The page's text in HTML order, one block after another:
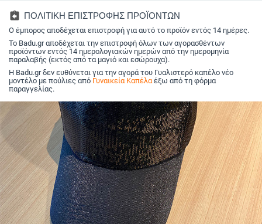
χώρου, μονόχρωμο
γείσο, κασκόλ/καπέλο
ζεστό, μάλλινο
καπέλο και βελούδινο
καπέλο νιπτήρα
καπέλο με επίπεδη
κορυφή για
λογοτεχνικά ταξίδια
assignment_return ΠΟΛΙΤΙΚΗ ΕΠΙΣΤΡΟΦΗΣ ΠΡΟΪΟΝΤΩΝ
Ο έμπορος αποδέχεται επιστροφή για αυτό το προϊόν εντός 14 ημέρες.
Το Badu.gr αποδέχεται την επιστροφή όλων των αγορασθέντων
προϊόντων εντός 14 ημερολογιακών ημερών από την ημερομηνία
παραλαβής (εκτός από τα μαγιό και εσώρουχα).
Η Badu.gr δεν ευθύνεται για την αγορά του Γυαλιστερό καπέλο νέο
μοντέλο με πούλιες από Γυναικεία Καπέλαέξω από τη φόρμα
παραγγελίας.